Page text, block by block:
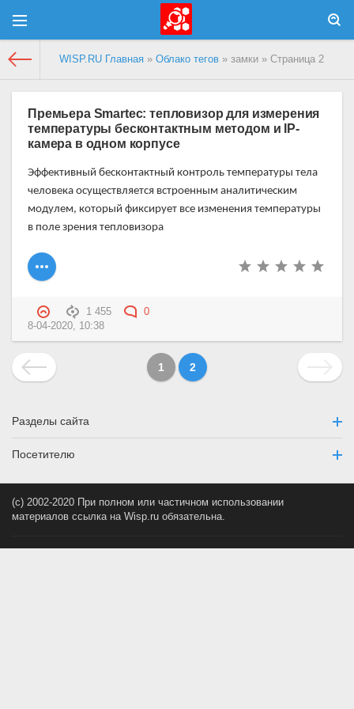
WISP.RU Главная » Облако тегов » замки » Страница 2
Премьера Smartec: тепловизор для измерения
температуры бесконтактным методом и IP-
камера в одном корпусе
Эффективный бесконтактный контроль температуры тела
человека осуществляется встроенным аналитическим
модулем, который фиксирует все изменения температуры
в поле зрения тепловизора
1 455
0
8-04-2020, 10:38
1 2
Разделы сайта
Посетителю
(c) 2002-2020 При полном или частичном использовании
материалов ссылка на Wisp.ru обязательна.